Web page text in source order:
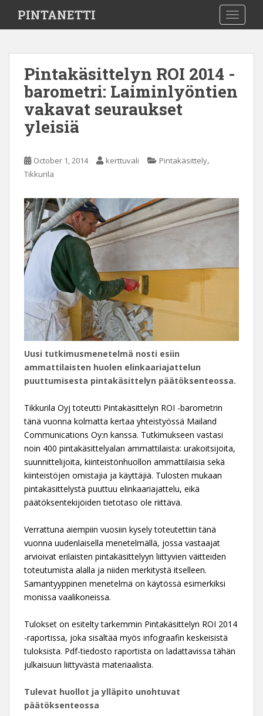
i
PINTANETTI
Pintakäsittelyn ROI 2014 -
barometri: Laiminlyöntien
vakavat seuraukset
yleisiä
October 1, 2014 kerttuvali Pintakäsittely,
Tikkurila
Uusi tutkimusmenetelmä nosti esiin
ammattilaisten huolen elinkaariajattelun
puuttumisesta pintakäsittelyn päätöksenteossa.
Tikkurila Oyj toteutti Pintakäsittelyn ROI -barometrin
tänä vuonna kolmatta kertaa yhteistyössä Mailand
Communications Oy:n kanssa. Tutkimukseen vastasi
noin 400 pintakäsittelyalan ammattilaista: urakoitsijoita,
suunnittelijoita, kiinteistönhuollon ammattilaisia sekä
kiinteistöjen omistajia ja käyttäjiä. Tulosten mukaan
pintakäsittelystä puuttuu elinkaariajattelu, eikä
päätöksentekijöiden tietotaso ole riittävä.
Verrattuna aiempiin vuosiin kysely toteutettiin tänä
vuonna uudenlaisella menetelmällä, jossa vastaajat
arvioivat erilaisten pintakäsittelyyn liittyvien väitteiden
toteutumista alalla ja niiden merkitystä itselleen.
Samantyyppinen menetelmä on käytössä esimerkiksi
monissa vaalikoneissa.
Tulokset on esitelty tarkemmin Pintakäsittelyn ROI 2014
-raportissa, joka sisältää myös infograafin keskeisistä
tuloksista. Pdf-tiedosto raportista on ladattavissa tähän
julkaisuun liittyvästä materiaalista.
Tulevat huollot ja ylläpito unohtuvat
päätöksenteossa